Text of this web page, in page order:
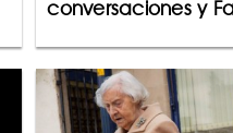
conversaciones y